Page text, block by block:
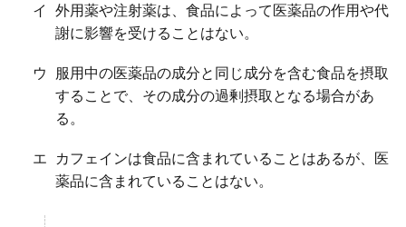
イ
外用薬や注射薬は、食品によって医薬品の作用や代
謝に影響を受けることはない。
ウ 服用中の医薬品の成分と同じ成分を含む食品を摂取
することで、その成分の過剰摂取となる場合があ
る。
エ カフェインは食品に含まれていることはあるが、医
薬品に含まれていることはない。